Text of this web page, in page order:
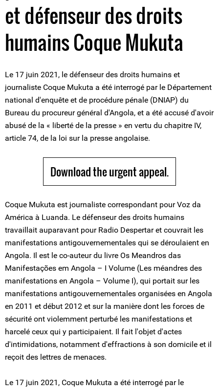
et défenseur des droits
humains Coque Mukuta
Le 17 juin 2021, le défenseur des droits humains et
journaliste Coque Mukuta a été interrogé par le Département
national d'enquête et de procédure pénale (DNIAP) du
Bureau du procureur général d'Angola, et a été accusé d'avoir
abusé de la « liberté de la presse » en vertu du chapitre IV,
article 74, de la loi sur la presse angolaise.
Download the urgent appeal.
Coque Mukuta est journaliste correspondant pour Voz da
América à Luanda. Le défenseur des droits humains
travaillait auparavant pour Radio Despertar et couvrait les
manifestations antigouvernementales qui se déroulaient en
Angola. Il est le co-auteur du livre Os Meandros das
Manifestações em Angola – I Volume (Les méandres des
manifestations en Angola – Volume I), qui portait sur les
manifestations antigouvernementales organisées en Angola
en 2011 et début 2012 et sur la manière dont les forces de
sécurité ont violemment perturbé les manifestations et
harcelé ceux qui y participaient. Il fait l'objet d'actes
d'intimidations, notamment d'effractions à son domicile et il
reçoit des lettres de menaces.
Le 17 juin 2021, Coque Mukuta a été interrogé par le